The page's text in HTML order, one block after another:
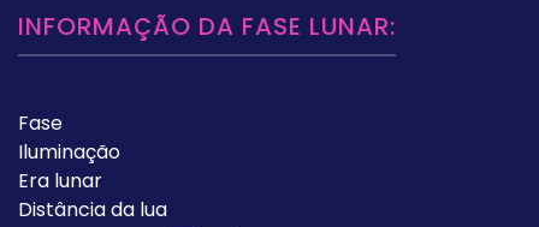
INFORMAÇÃO DA FASE LUNAR:
Fase
Iluminação
Era lunar
Distância da lua